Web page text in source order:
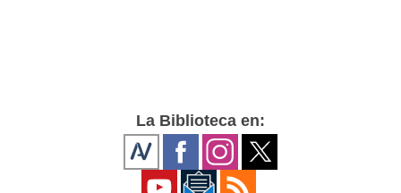
La Biblioteca en: